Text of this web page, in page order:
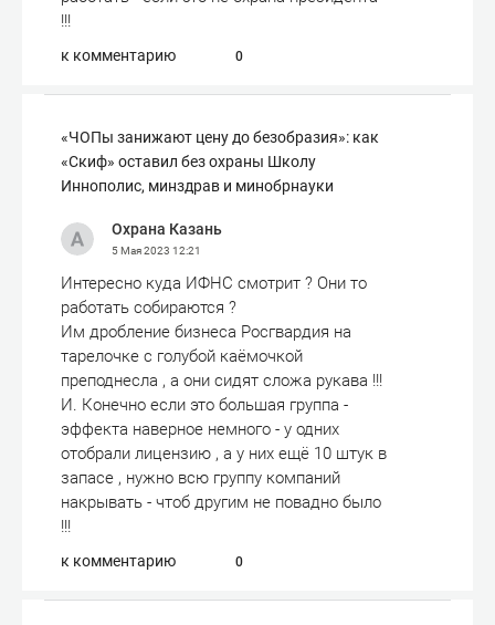
!!!
к комментарию 0
«ЧОПы занижают цену до безобразия»: как
«Скиф» оставил без охраны Школу
Иннополис, минздрав и минобрнауки
Охрана Казань
5 Мая 2023 12:21
Интересно куда ИФНС смотрит ? Они то
работать собираются ?
Им дробление бизнеса Росгвардия на
тарелочке с голубой каёмочкой
преподнесла , а они сидят сложа рукава !!!
И. Конечно если это большая группа -
эффекта наверное немного - у одних
отобрали лицензию , а у них ещё 10 штук в
запасе , нужно всю группу компаний
накрывать - чтоб другим не повадно было
!!!
к комментарию 0